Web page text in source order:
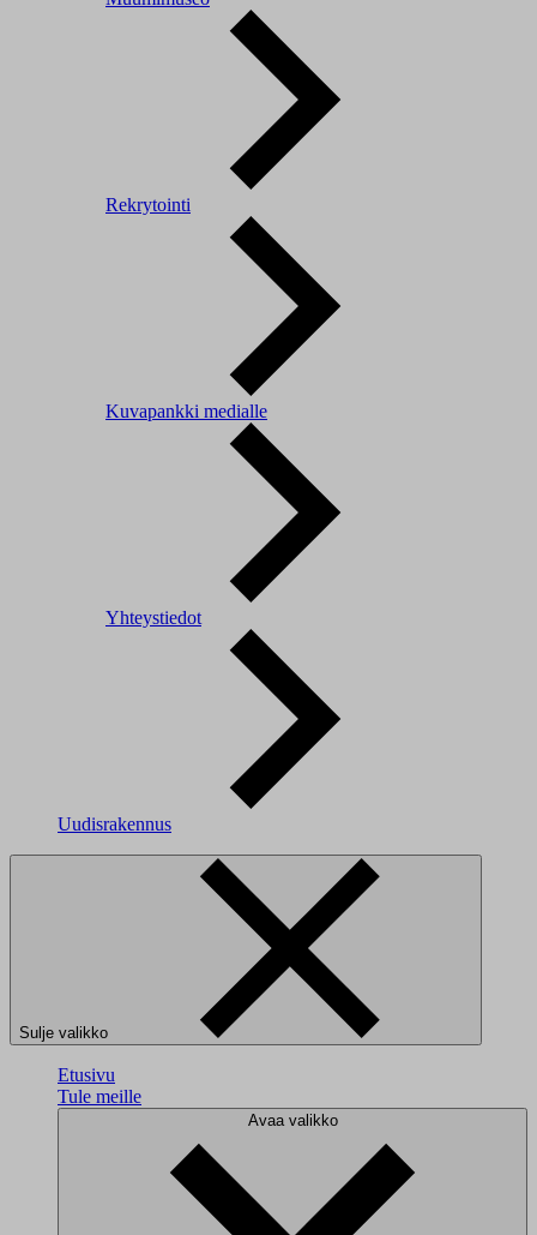
Rekrytointi
Kuvapankki medialle
Yhteystiedot
Uudisrakennus
Sulje valikko
Etusivu
Tule meille
Avaa valikko